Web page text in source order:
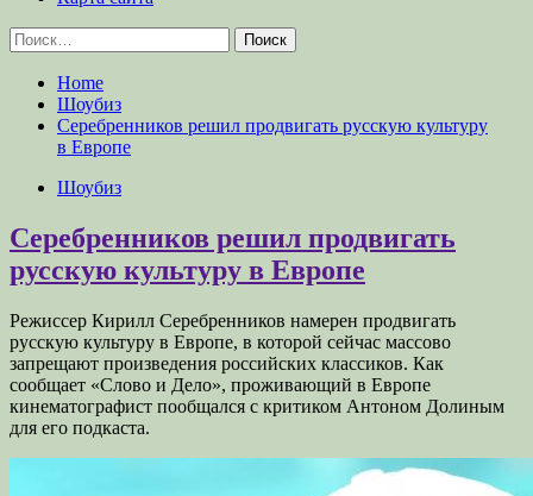
Найти:
Home
Шоубиз
Серебренников решил продвигать русскую культуру
в Европе
Шоубиз
Серебренников решил продвигать
русскую культуру в Европе
Режиссер Кирилл Серебренников намерен продвигать
русскую культуру в Европе, в которой сейчас массово
запрещают произведения российских классиков. Как
сообщает «Слово и Дело», проживающий в Европе
кинематографист пообщался с критиком Антоном Долиным
для его подкаста.